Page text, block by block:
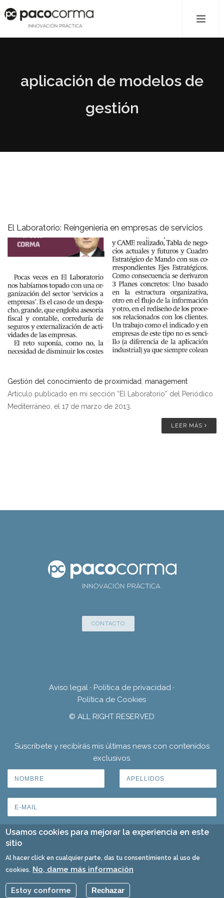
aplicación de modelos de
gestión
El Laboratorio: Reingeniería en empresas de servicios
Gestión del conocimiento de proximidad
management
Artículo publicado en mi sección “El Laboratorio” del Periódico
Mediterráneo, el 17 de marzo de 2013.
LEER MÁS
CONTACTO
Aviso legal · Política de privacidad ·
Política de Cookies
© ALL RIGHT RESERVED
Suscríbete y recibirás mis últimas news con contenidos
exclusivos.
Usamos cookies para mejorar la experiencia en este
sitio
Al hacer click en cualquier parte, das tu consentimiento al uso de
cookies. No, dame más información
Estoy conforme Rechazar